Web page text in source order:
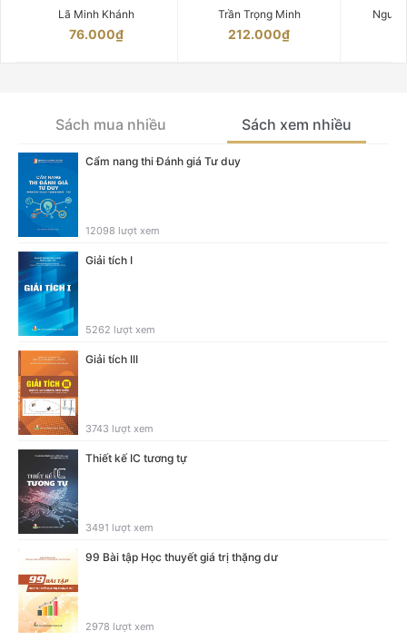
Lã Minh Khánh
76.000₫
Trần Trọng Minh
212.000₫
Sách mua nhiều Sách xem nhiều
Cẩm nang thi Đánh giá Tư duy
12098 lượt xem
Giải tích I
5262 lượt xem
Giải tích III
3743 lượt xem
Thiết kế IC tương tự
3491 lượt xem
99 Bài tập Học thuyết giá trị thặng dư
2978 lượt xem